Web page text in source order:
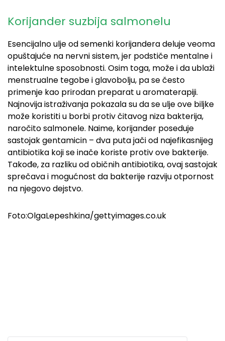
Korijander suzbija salmonelu
Esencijalno ulje od semenki korijandera deluje veoma
opuštajuće na nervni sistem, jer podstiče mentalne i
intelektulne sposobnosti. Osim toga, može i da ublaži
menstrualne tegobe i glavobolju, pa se često
primenje kao prirodan preparat u aromaterapiji.
Najnovija istraživanja pokazala su da se ulje ove biljke
može koristiti u borbi protiv čitavog niza bakterija,
naročito salmonele. Naime, korijander poseduje
sastojak gentamicin – dva puta jači od najefikasnijeg
antibiotika koji se inače koriste protiv ove bakterije.
Takođe, za razliku od običnih antibiotika, ovaj sastojak
sprečava i mogućnost da bakterije razviju otpornost
na njegovo dejstvo.
Foto:OlgaLepeshkina/gettyimages.co.uk